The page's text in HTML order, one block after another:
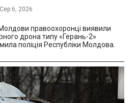
Сер 6, 2026
правоохоронці виявили
дрона типу «Герань-2»
поліція Республіки Молдова.